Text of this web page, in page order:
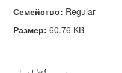
Семейство: Regular
Размер: 60.76 KB